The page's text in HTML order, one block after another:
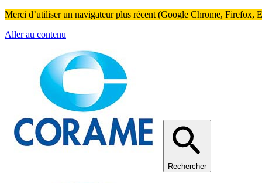
Merci d’utiliser un navigateur plus récent (Google Chrome, Firefox,
Aller au contenu
Rechercher